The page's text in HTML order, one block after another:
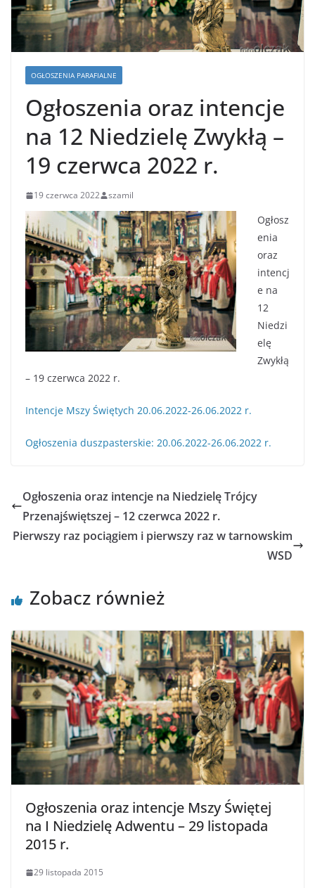
OGŁOSZENIA PARAFIALNE
Ogłoszenia oraz intencje
na 12 Niedzielę Zwykłą –
19 czerwca 2022 r.
19 czerwca 2022 szamil
Ogłosz
enia
oraz
intencj
e na
12
Niedzi
elę
Zwykłą
– 19 czerwca 2022 r.
Intencje Mszy Świętych 20.06.2022-26.06.2022 r.
Ogłoszenia duszpasterskie: 20.06.2022-26.06.2022 r.
Ogłoszenia oraz intencje na Niedzielę Trójcy
Przenajświętszej – 12 czerwca 2022 r.
Pierwszy raz pociągiem i pierwszy raz w tarnowskim
WSD
Zobacz również
Ogłoszenia oraz intencje Mszy Świętej
na I Niedzielę Adwentu – 29 listopada
2015 r.
29 listopada 2015